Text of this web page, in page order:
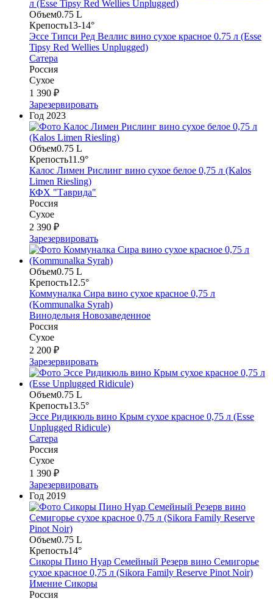
Объем0.75 L
Крепость13-14°
Эссе Типси Ред Веллис вино сухое красное 0.75 л (Esse
Tipsy Red Wellies Unplugged)
Сатера
Россия
Сухое
1 390 ₽
Зарезервировать
Год 2023
Объем0.75 L
Крепость11.9°
Калос Лимен Рислинг вино сухое белое 0,75 л (Kalos
Limen Riesling)
КФХ "Таврида"
Россия
Сухое
2 390 ₽
Зарезервировать
Объем0.75 L
Крепость12.5°
Коммуналка Сира вино сухое красное 0,75 л
(Kommunalka Syrah)
Винодельня Новозаведенное
Россия
Сухое
2 200 ₽
Зарезервировать
Объем0.75 L
Крепость13.5°
Эссе Ридикюль вино Крым сухое красное 0,75 л (Esse
Unplugged Ridicule)
Сатера
Россия
Сухое
1 390 ₽
Зарезервировать
Год 2019
Объем0.75 L
Крепость14°
Сикоры Пино Нуар Семейный Резерв вино Семигорье
сухое красное 0,75 л (Sikora Family Reserve Pinot Noir)
Имение Сикоры
Россия